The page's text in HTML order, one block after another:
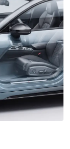
задач
работу
с вами
ТО